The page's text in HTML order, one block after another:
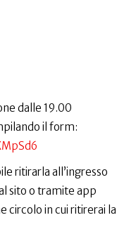
dalle 19.00
il form:
ritirarla all’ingresso
sito o tramite app
circolo in cui ritirerai la